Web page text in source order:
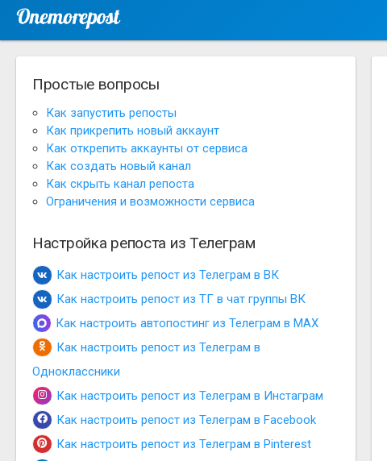
Простые вопросы
Как запустить репосты
Как прикрепить новый аккаунт
Как открепить аккаунты от сервиса
Как создать новый канал
Как скрыть канал репоста
Ограничения и возможности сервиса
Настройка репоста из Телеграм
Как настроить репост из Телеграм в ВК
Как настроить репост из ТГ в чат группы ВК
Как настроить автопостинг из Телеграм в MAX
Как настроить репост из Телеграм в
Одноклассники
Как настроить репост из Телеграм в Инстаграм
Как настроить репост из Телеграм в Facebook
Как настроить репост из Телеграм в Pinterest